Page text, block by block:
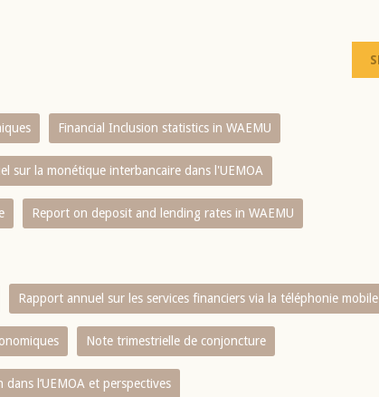
Financial Inclusion statistics in WAEMU
sur la monétique interbancaire dans l'UEMOA
Report on deposit and lending rates in WAEMU
Rapport annuel sur les services financiers via la téléphonie mobile
Note trimestrielle de conjoncture
l‘UEMOA et perspectives